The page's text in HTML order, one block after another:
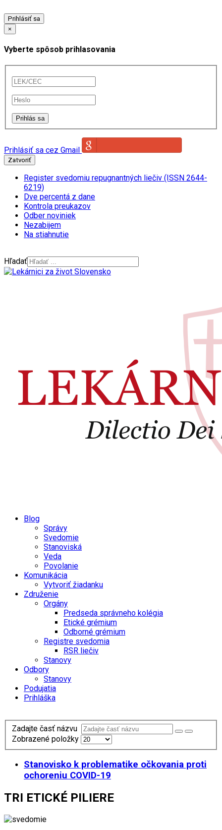
Prihlásiť sa
×
Vyberte spôsob prihlasovania
Prihlásiť sa cez Gmail
Zatvoriť
Register svedomiu repugnantných liečiv (ISSN 2644-
6219)
Dve percentá z dane
Kontrola preukazov
Odber noviniek
Nezabijem
Na stiahnutie
Hľadať
Blog
Správy
Svedomie
Stanoviská
Veda
Povolanie
Komunikácia
Vytvoriť žiadanku
Združenie
Orgány
Predseda správneho kolégia
Etické grémium
Odborné grémium
Registre svedomia
RSR liečiv
Stanovy
Odbory
Stanovy
Podujatia
Prihláška
Zadajte časť názvu
Zobrazené položky
Stanovisko k problematike očkovania proti
ochoreniu COVID-19
TRI ETICKÉ PILIERE